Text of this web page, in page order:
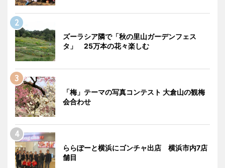
ズーラシア隣で「秋の里山ガーデンフェス
タ」 25万本の花々楽しむ
「梅」テーマの写真コンテスト 大倉山の観梅
会合わせ
ららぽーと横浜にゴンチャ出店 横浜市内7店
舗目